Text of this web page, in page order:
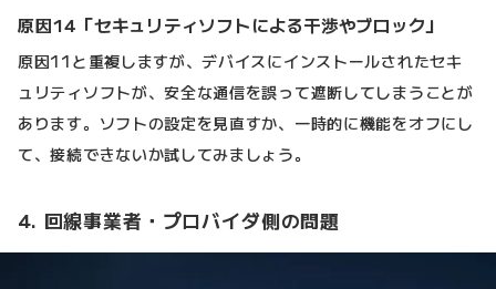
原因14「セキュリティソフトによる干渉やブロック」
原因11と重複しますが、デバイスにインストールされたセキ
ュリティソフトが、安全な通信を誤って遮断してしまうことが
あります。ソフトの設定を見直すか、一時的に機能をオフにし
て、接続できないか試してみましょう。
4. 回線事業者・プロバイダ側の問題